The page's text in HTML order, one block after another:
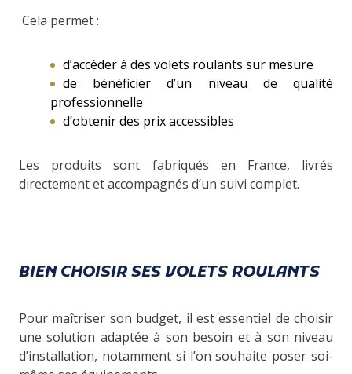
Cela permet :
d’accéder à des volets roulants sur mesure
de bénéficier d’un niveau de qualité
professionnelle
d’obtenir des prix accessibles
Les produits sont fabriqués en France, livrés
directement et accompagnés d’un suivi complet.
BIEN CHOISIR SES VOLETS ROULANTS
Pour maîtriser son budget, il est essentiel de choisir
une solution adaptée à son besoin et à son niveau
d’installation, notamment si l’on souhaite poser soi-